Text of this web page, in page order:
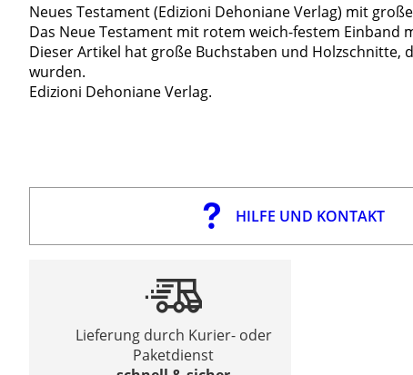
Neues Testament (Edizioni Dehoniane Verlag) mit
Das Neue Testament mit rotem weich-festem Einband
Dieser Artikel hat große Buchstaben und Holzschnitte,
wurden.
Edizioni Dehoniane Verlag.
HILFE UND KONTAKT
Lieferung durch Kurier- oder
Paketdienst